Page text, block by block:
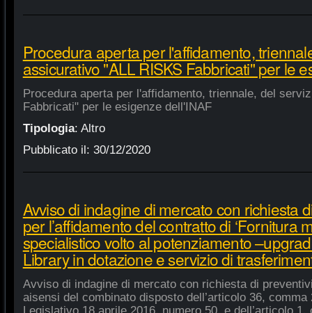
Procedura aperta per l'affidamento,
assicurativo "ALL RISKS Fabbricati" per le
Procedura aperta per l'affidamento, triennale, del
Fabbricati" per le esigenze dell'INAF
Tipologia: Altro
Pubblicato il: 30/12/2020
Avviso di indagine di mercato con richiesta
per l’affidamento del contratto di ‘Fornitura
specialistico volto al potenziamento
Library in dotazione e servizio di
Avviso di indagine di mercato con richiesta di
aisensi del combinato disposto dell’articolo 36,
Legislativo 18 aprile 2016, numero 50, e dell’articolo